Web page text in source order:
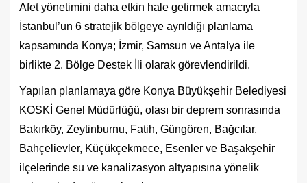
Afet yönetimini daha etkin hale getirmek amacıyla
İstanbul’un 6 stratejik bölgeye ayrıldığı planlama
kapsamında Konya; İzmir, Samsun ve Antalya ile
birlikte 2. Bölge Destek İli olarak görevlendirildi.
Yapılan planlamaya göre Konya Büyükşehir Belediyesi
KOSKİ Genel Müdürlüğü, olası bir deprem sonrasında
Bakırköy, Zeytinburnu, Fatih, Güngören, Bağcılar,
Bahçelievler, Küçükçekmece, Esenler ve Başakşehir
ilçelerinde su ve kanalizasyon altyapısına yönelik